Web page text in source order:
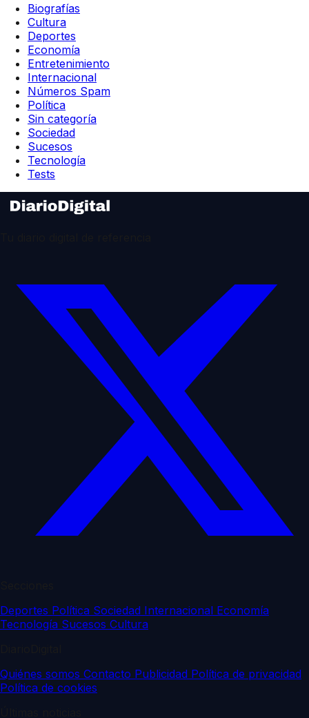
Biografías
Cultura
Deportes
Economía
Entretenimiento
Internacional
Números Spam
Política
Sin categoría
Sociedad
Sucesos
Tecnología
Tests
Deportes Política Sociedad Internacional Economía
Tecnología Sucesos Cultura
Quiénes somos Contacto Publicidad Política de privacidad
Política de cookies